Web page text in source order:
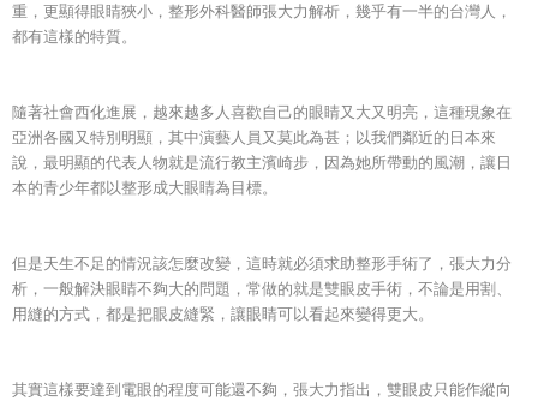
重，更顯得眼睛狹小，整形外科醫師張大力解析，幾乎有一半的台灣人，
都有這樣的特質。
隨著社會西化進展，越來越多人喜歡自己的眼睛又大又明亮，這種現象在
亞洲各國又特別明顯，其中演藝人員又莫此為甚；以我們鄰近的日本來
說，最明顯的代表人物就是流行教主濱崎步，因為她所帶動的風潮，讓日
本的青少年都以整形成大眼睛為目標。
但是天生不足的情況該怎麼改變，這時就必須求助整形手術了，張大力分
析，一般解決眼睛不夠大的問題，常做的就是雙眼皮手術，不論是用割、
用縫的方式，都是把眼皮縫緊，讓眼睛可以看起來變得更大。
其實這樣要達到電眼的程度可能還不夠，張大力指出，雙眼皮只能作縱向